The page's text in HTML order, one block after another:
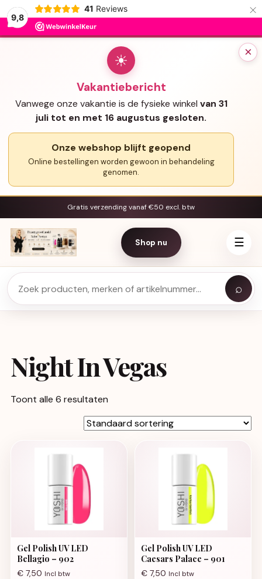
9,8
41 Reviews ×
×
☀
Vakantiebericht
Vanwege onze vakantie is de fysieke winkel van 31
juli tot en met 16 augustus gesloten.
Onze webshop blijft geopend
Online bestellingen worden gewoon in behandeling
genomen.
Gratis verzending vanaf €50 excl. btw
Shop nu ☰
⌕
Night In Vegas
Toont alle 6 resultaten
Gel Polish UV LED
Bellagio – 902
€ 7,50 Incl btw
Gel Polish UV LED
Caesars Palace – 901
€ 7,50 Incl btw